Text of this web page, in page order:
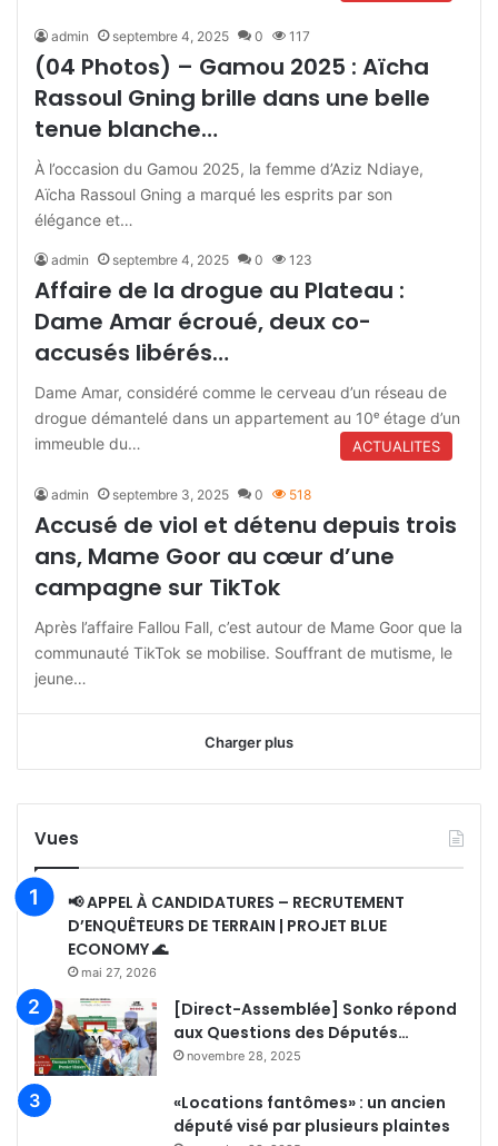
admin septembre 4, 2025 0 117
(04 Photos) – Gamou 2025 : Aïcha
Rassoul Gning brille dans une belle
tenue blanche…
À l’occasion du Gamou 2025, la femme d’Aziz Ndiaye,
Aïcha Rassoul Gning a marqué les esprits par son
élégance et…
admin septembre 4, 2025 0 123
Affaire de la drogue au Plateau :
Dame Amar écroué, deux co-
accusés libérés…
Dame Amar, considéré comme le cerveau d’un réseau de
drogue démantelé dans un appartement au 10ᵉ étage d’un
immeuble du…
ACTUALITES
admin septembre 3, 2025 0 518
Accusé de viol et détenu depuis trois
ans, Mame Goor au cœur d’une
campagne sur TikTok
Après l’affaire Fallou Fall, c’est autour de Mame Goor que la
communauté TikTok se mobilise. Souffrant de mutisme, le
jeune…
Charger plus
Vues
📢 APPEL À CANDIDATURES – RECRUTEMENT
D’ENQUÊTEURS DE TERRAIN | PROJET BLUE
ECONOMY 🌊
mai 27, 2026
[Direct-Assemblée] Sonko répond
aux Questions des Députés…
novembre 28, 2025
«Locations fantômes» : un ancien
député visé par plusieurs plaintes